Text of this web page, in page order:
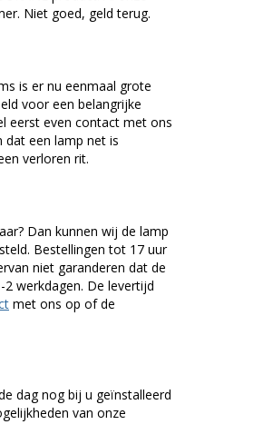
Niet goed, geld terug.
is er nu eenmaal grote
voor een belangrijke
eerst even contact met ons
een lamp net is
verloren rit.
Dan kunnen wij de lamp
Bestellingen tot 17 uur
niet garanderen dat de
werkdagen. De levertijd
met ons op of de
dag nog bij u geïnstalleerd
van onze